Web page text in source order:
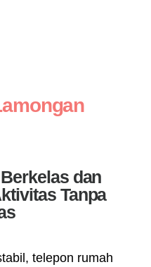
dan
Tanpa
telepon rumah